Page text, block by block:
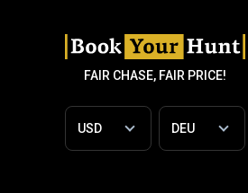
FAIR CHASE, FAIR PRICE!